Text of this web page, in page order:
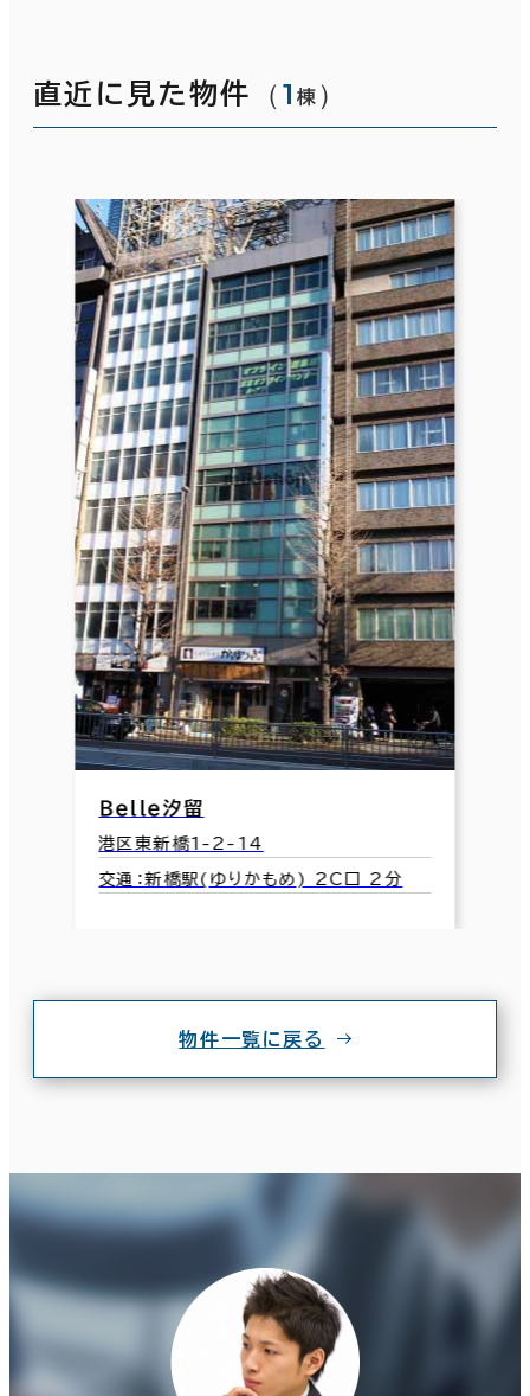
直近に見た物件 （1 棟 ）
Ｂｅｌｌｅ汐留
港区東新橋1-2-14
交通：新橋駅(ゆりかもめ) 2C口 2分
物件一覧に戻る